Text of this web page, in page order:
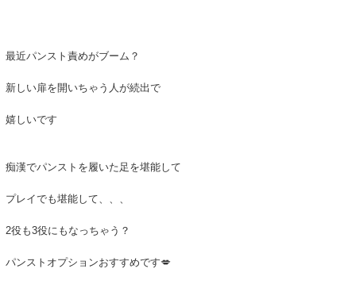
最近パンスト責めがブーム？
新しい扉を開いちゃう人が続出で
嬉しいです
痴漢でパンストを履いた足を堪能して
プレイでも堪能して、、、
2役も3役にもなっちゃう？
パンストオプションおすすめです💋